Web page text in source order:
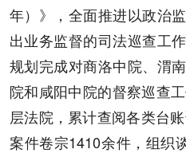
年）》，全面推进以政治
出业务监督的司法巡查工
规划完成对商洛中院、渭
院和咸阳中院的督察巡查
层法院，累计查阅各类台
案件卷宗1410余件，组织